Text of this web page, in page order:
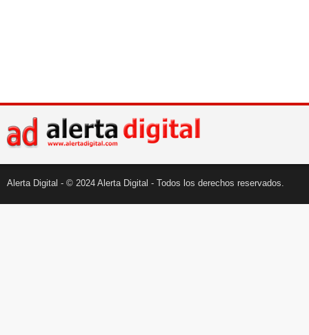
Alerta Digital - © 2024 Alerta Digital - Todos los derechos reservados.